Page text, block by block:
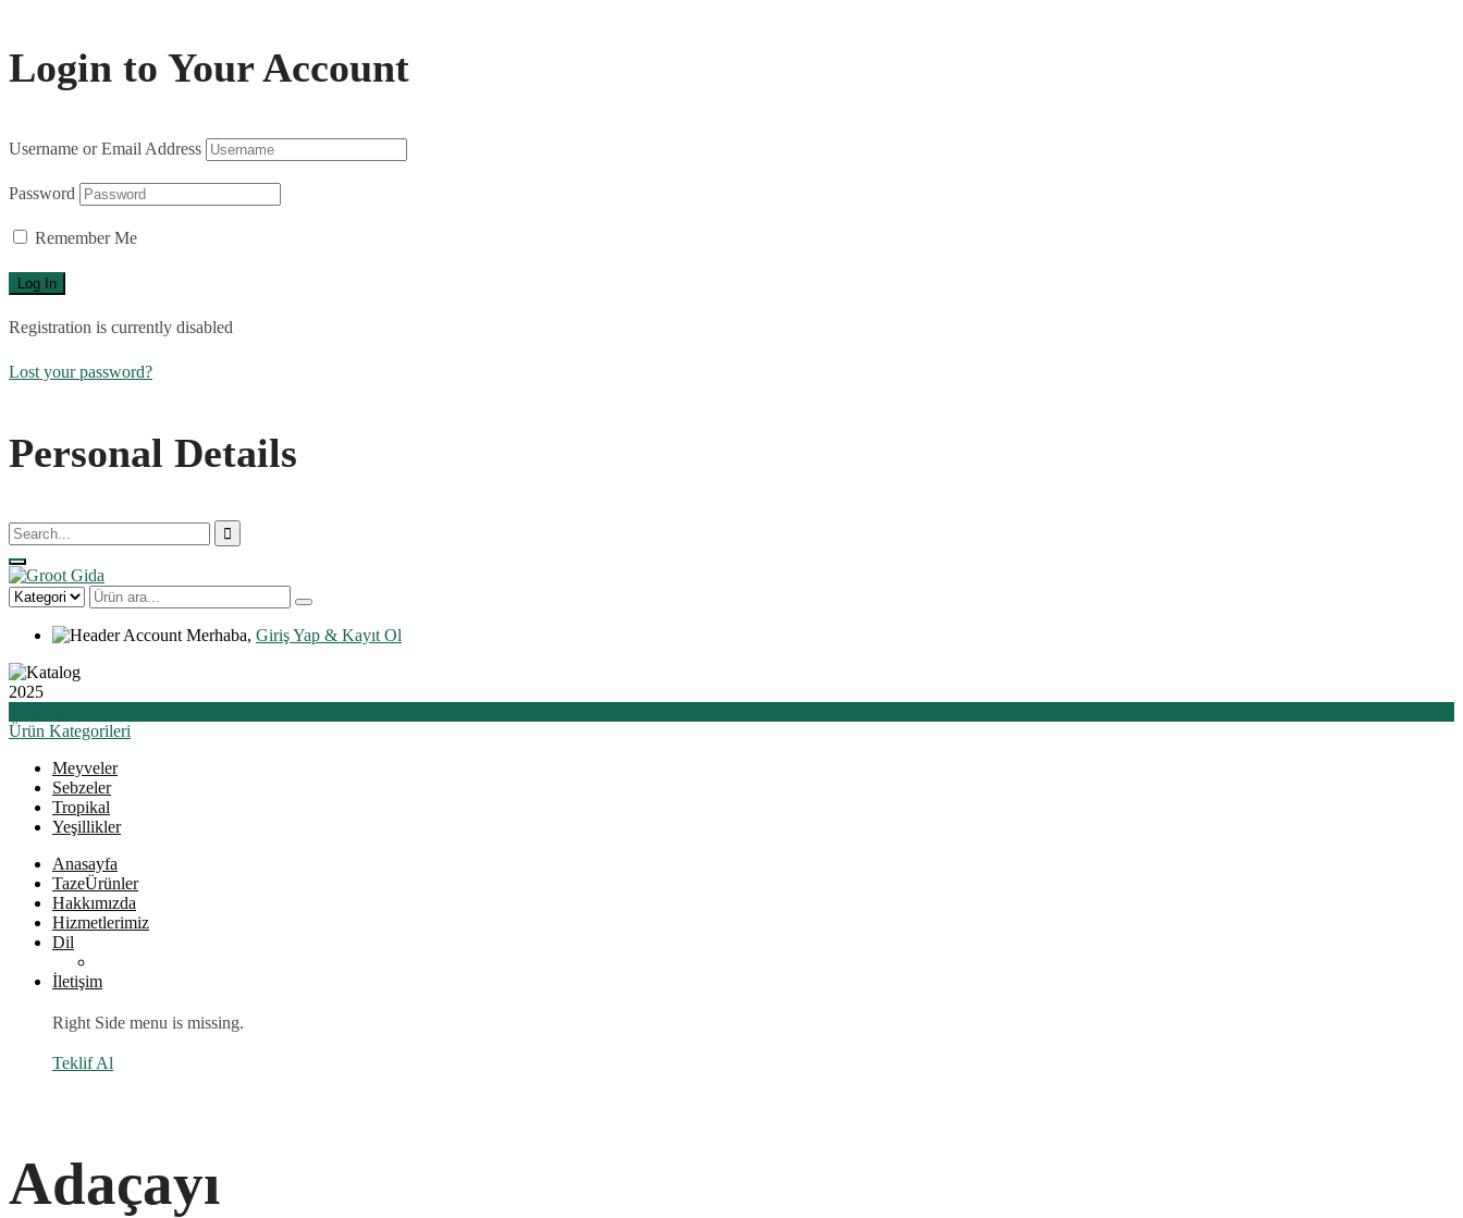
Login to Your Account
Username or Email Address
Password
Remember Me
Registration is currently disabled
Lost your password?
Personal Details
Merhaba, Giriş Yap & Kayıt Ol
2025
Ürün Kategorileri
Meyveler
Sebzeler
Tropikal
Yeşillikler
Anasayfa
TazeÜrünler
Hakkımızda
Hizmetlerimiz
Dil
İletişim
Right Side menu is missing.
Teklif Al
Adaçayı